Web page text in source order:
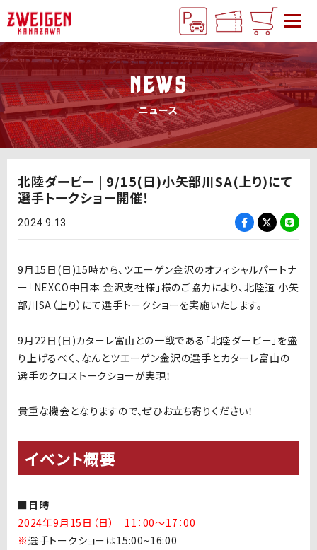
NEWS
ニュース
北陸ダービー | 9/15(日)小矢部川SA(上り)にて
選手トークショー開催！
2024.9.13
9月15日(日)15時から、ツエーゲン金沢のオフィシャルパートナ
ー 「NEXCO中日本 金沢支社様 」様のご協力により、北陸道 小矢
部川SA（上り）にて選手トークショーを実施いたします。
9月22日(日)カターレ富山との一戦である「北陸ダービー」を盛
り上げるべく、なんとツエーゲン金沢の選手とカターレ富山の
選手のクロストークショーが実現！
貴重な機会となりますので、ぜひお立ち寄りください！
イベント概要
■日時
2024年9月15日（日） 11：00～17：00
※選手トークショーは15:00~16:00